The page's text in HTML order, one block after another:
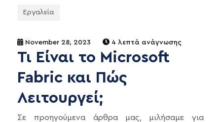
Εργαλεία
November 28, 2023 4 λεπτά ανάγνωσης
Τι Είναι το Microsoft
Fabric και Πώς
Λειτουργεί;
Σε προηγούμενα άρθρα μας, μιλήσαμε για